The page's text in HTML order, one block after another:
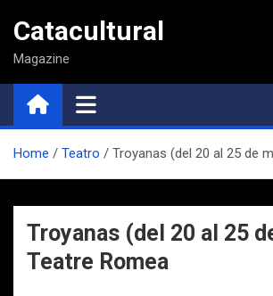
contenido
Catacultural
Magazine
Home Teatro Troyanas (del 20 al 25 de
Troyanas (del 20 al 25
Teatre Romea